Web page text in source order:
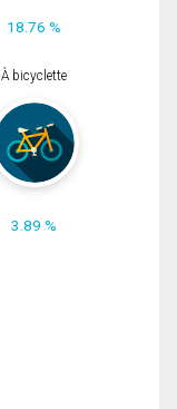
18.76 %
À bicyclette
3.89 %